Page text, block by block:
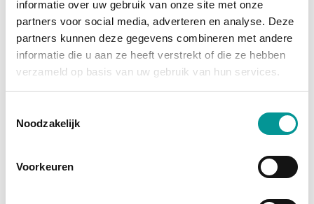
informatie over uw gebruik van onze site met onze
partners voor social media, adverteren en analyse. Deze
partners kunnen deze gegevens combineren met andere
informatie die u aan ze heeft verstrekt of die ze hebben
verzameld op basis van uw gebruik van hun services.
Noodzakelijk
Voorkeuren